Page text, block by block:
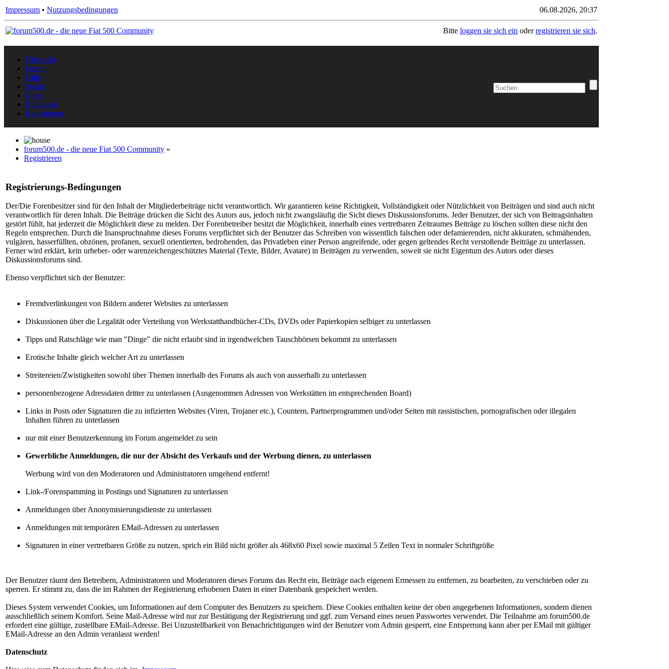
Impressum • Nutzungsbedingungen 06.08.2026, 20:37
Bitte loggen sie sich ein oderregistrieren sie sich.
Übersicht
Forum
Hilfe
Suche
Links
Einloggen
Registrieren
forum500.de - die neue Fiat 500 Community »
Registrieren
Registrierungs-Bedingungen
Der/Die Forenbesitzer sind für den Inhalt der Mitgliederbeiträge nicht verantwortlich. Wir garantieren keine Richtigkeit, Vollständigkeit oder Nützlichkeit von Beiträgen und sind auch nicht
verantwortlich für deren Inhalt. Die Beiträge drücken die Sicht des Autors aus, jedoch nicht zwangsläufig die Sicht dieses Diskussionsforums. Jeder Benutzer, der sich von Beitragsinhalten
gestört fühlt, hat jederzeit die Möglichkeit diese zu melden. Der Forenbetreiber besitzt die Möglichkeit, innerhalb eines vertretbaren Zeitraumes Beiträge zu löschen sollten diese nicht den
Regeln entsprechen. Durch die Inanspruchnahme dieses Forums verpflichtet sich der Benutzer das Schreiben von wissentlich falschen oder defamierenden, nicht akkuraten, schmähenden,
vulgären, hasserfüllten, obzönen, profanen, sexuell orientierten, bedrohenden, das Privatleben einer Person angreifende, oder gegen geltendes Recht verstoßende Beiträge zu unterlassen.
Ferner wird erklärt, kein urheber- oder warenzeichengeschütztes Material (Texte, Bilder, Avatare) in Beiträgen zu verwenden, soweit sie nicht Eigentum des Autors oder dieses
Diskussionsforums sind.
Ebenso verpflichtet sich der Benutzer:
Fremdverlinkungen von Bildern anderer Websites zu unterlassen
Diskussionen über die Legalität oder Verteilung von Werkstatthandbücher-CDs, DVDs oder Papierkopien selbiger zu unterlassen
Tipps und Ratschläge wie man "Dinge" die nicht erlaubt sind in irgendwelchen Tauschbörsen bekommt zu unterlassen
Erotische Inhalte gleich welcher Art zu unterlassen
Streitereien/Zwistigkeiten sowohl über Themen innerhalb des Forums als auch von ausserhalb zu unterlassen
personenbezogene Adressdaten dritter zu unterlassen (Ausgenommen Adressen von Werkstätten im entsprechenden Board)
Links in Posts oder Signaturen die zu infizierten Websites (Viren, Trojaner etc.), Countern, Partnerprogrammen und/oder Seiten mit rassistischen, pornografischen oder illegalen
Inhalten führen zu unterlassen
nur mit einer Benutzerkennung im Forum angemeldet zu sein
Gewerbliche Anmeldungen, die nur der Absicht des Verkaufs und der Werbung dienen, zu unterlassen
Werbung wird von den Moderatoren und Administratoren umgehend entfernt!
Link-/Forenspamming in Postings und Signaturen zu unterlassen
Anmeldungen über Anonymisierungsdienste zu unterlassen
Anmeldungen mit temporären EMail-Adressen zu unterlassen
Signaturen in einer vertretbaren Größe zu nutzen, sprich ein Bild nicht größer als 468x60 Pixel sowie maximal 5 Zeilen Text in normaler Schriftgröße
Der Benutzer räumt den Betreibern, Administratoren und Moderatoren dieses Forums das Recht ein, Beiträge nach eigenem Ermessen zu entfernen, zu bearbeiten, zu verschieben oder zu
sperren. Er stimmt zu, dass die im Rahmen der Registrierung erhobenen Daten in einer Datenbank gespeichert werden.
Dieses System verwendet Cookies, um Informationen auf dem Computer des Benutzers zu speichern. Diese Cookies enthalten keine der oben angegebenen Informationen, sondern dienen
ausschließlich seinem Komfort. Seine Mail-Adresse wird nur zur Bestätigung der Registrierung und ggf. zum Versand eines neuen Passwortes verwendet. Die Teilnahme am forum500.de
erfordert eine gültige, zustellbare EMail-Adresse. Bei Unzustellbarkeit von Benachrichtigungen wird der Benutzer vom Admin gesperrt, eine Entsperrung kann aber per EMail mit gültiger
EMail-Adresse an den Admin veranlasst werden!
Datenschutz